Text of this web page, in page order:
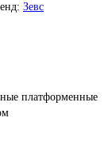
Зевс
платформенные